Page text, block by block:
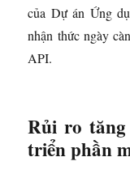
của Dự án Ứng
nhận thức ngày
API.
Rủi ro
triển phần